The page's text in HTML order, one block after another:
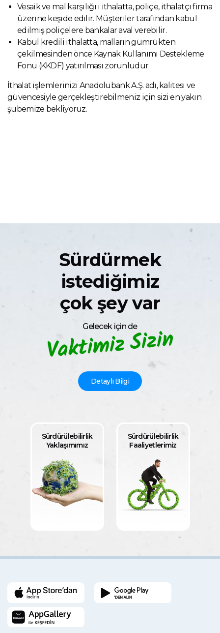
Vesaik ve mal karşılığı i ithalatta, poliçe, ithalatçı firma
üzerine keşide edilir. Müşteriler tarafından kabul
edilmiş poliçelere bankalar aval verebilir.
Kabul kredili ithalatta, malların gümrükten
çekilmesinden önce Kaynak Kullanımı Destekleme
Fonu (KKDF) yatırılması zorunludur.
İthalat işlemlerinizi Anadolubank A.Ş. adı, kalitesi ve
güvencesiyle gerçekleştirebilmeniz için sizi en yakın
şubemize bekliyoruz.
Sürdürmek
istediğimiz
çok şey var
Gelecek için de
Detaylı Bilgi
Sürdürülebilirlik
Yaklaşımımız
Sürdürülebilirlik
Faaliyetlerimiz